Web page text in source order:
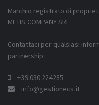
Marchio registrato di
METIS COMPANY SRL
Contattaci per qualsiasi
partnership.
+39 030 224285
info@gestionecs.it